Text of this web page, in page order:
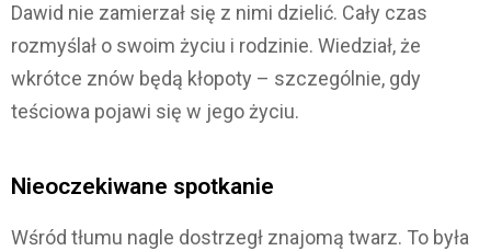
Dawid nie zamierzał się z nimi dzielić. Cały czas
rozmyślał o swoim życiu i rodzinie. Wiedział, że
wkrótce znów będą kłopoty – szczególnie, gdy
teściowa pojawi się w jego życiu.
Nieoczekiwane spotkanie
Wśród tłumu nagle dostrzegł znajomą twarz. To była